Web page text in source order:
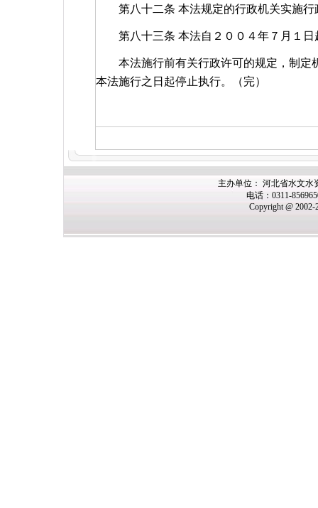
第八十二条 本法规定的行政机关实施行
第八十三条 本法自２００４年７月１日
本法施行前有关行政许可的规定，制定
本法施行之日起停止执行。（完）
主办单位： 河北省水文水
电话：0311-
Copyright @ 2002-